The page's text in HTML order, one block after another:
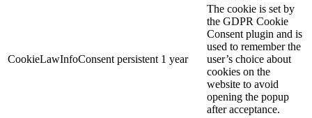
CookieLawInfoConsent persistent 1 year
The cookie is set by
the GDPR Cookie
Consent plugin and is
used to remember the
user’s choice about
cookies on the
website to avoid
opening the popup
after acceptance.